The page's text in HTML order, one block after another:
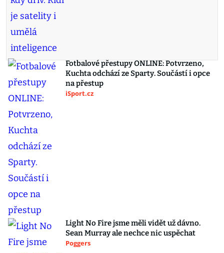
Fotbalové přestupy ONLINE: Potvrzeno,
Kuchta odchází ze Sparty. Součástí i opce
na přestup
iSport.cz
Light No Fire jsme měli vidět už dávno.
Sean Murray ale nechce nic uspěchat
Poggers